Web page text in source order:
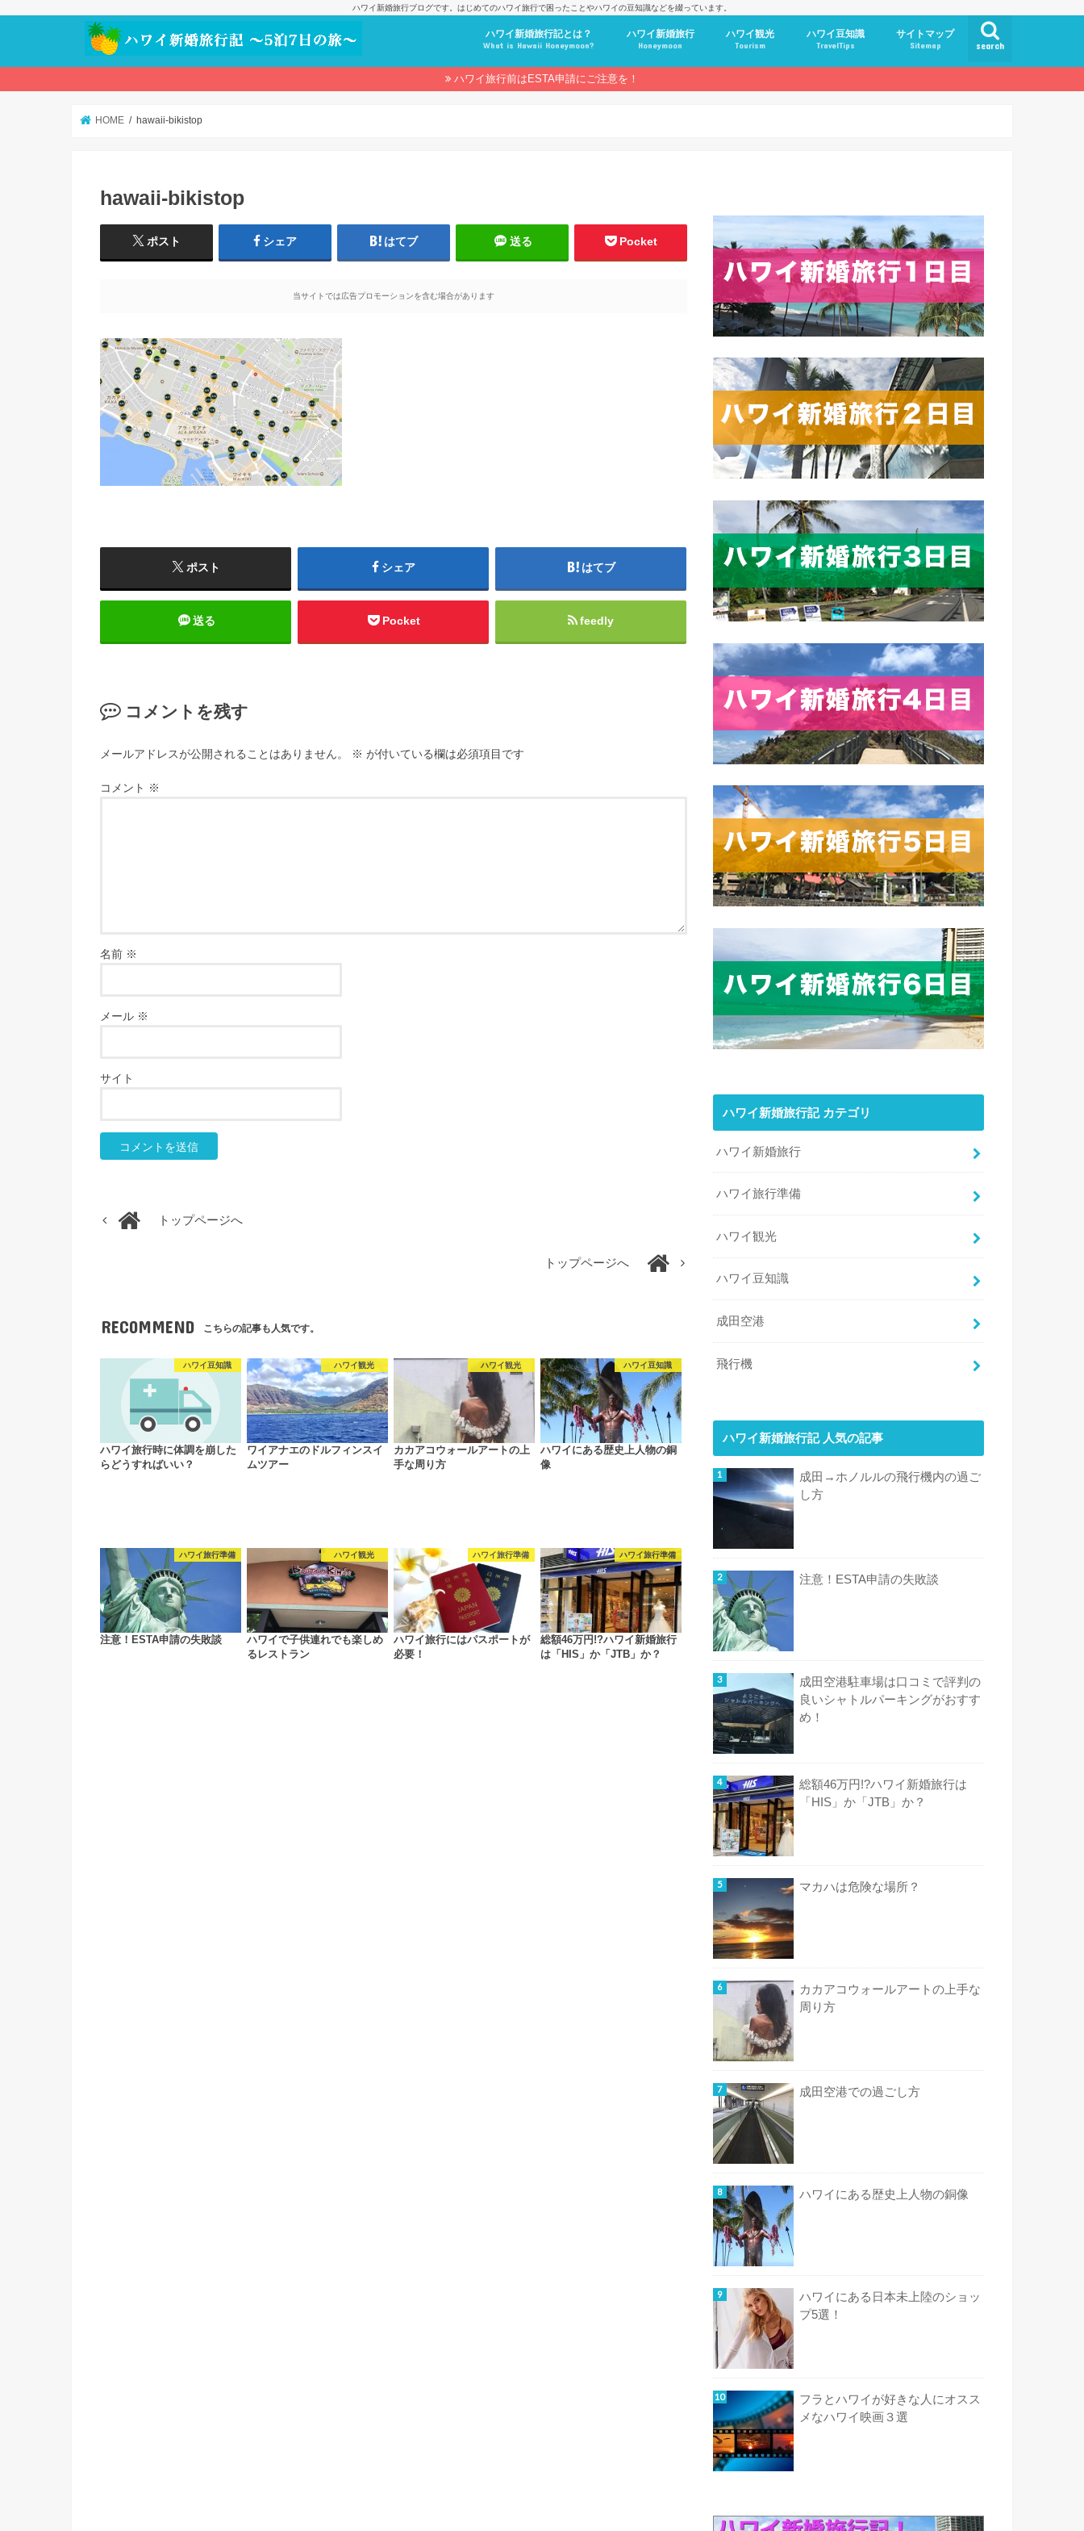
ハワイ新婚旅行ブログです。はじめてのハワイ旅行で困ったことやハワイの豆知識などを綴っています。
search
ハワイ新婚旅行記とは？
What is Hawaii Honeymoon?
ハワイ新婚旅行
Honeymoon
ハワイ観光
Tourism
ハワイ豆知識
TravelTips
サイトマップ
Sitemap
ハワイ旅行前はESTA申請にご注意を！
HOME hawaii-bikistop
hawaii-bikistop
ポスト シェア はてブ 送る Pocket
当サイトでは広告プロモーションを含む場合があります
ポスト シェア はてブ
送る Pocket feedly
コメントを残す
メールアドレスが公開されることはありません。 ※ が付いている欄は必須項目です
コメント ※
名前 ※
メール ※
サイト
トップページへ
トップページへ
RECOMMEND こちらの記事も人気です。
ハワイ豆知識
ハワイ旅行時に体調を崩した
らどうすればいい？
ハワイ観光
ワイアナエのドルフィンスイ
ムツアー
ハワイ観光
カカアコウォールアートの上
手な周り方
ハワイ豆知識
ハワイにある歴史上人物の銅
像
ハワイ旅行準備
注意！ESTA申請の失敗談
ハワイ観光
ハワイで子供連れでも楽しめ
るレストラン
ハワイ旅行準備
ハワイ旅行にはパスポートが
必要！
ハワイ旅行準備
総額46万円!?ハワイ新婚旅行
は「HIS」か「JTB」か？
ハワイ新婚旅行記 カテゴリ
ハワイ新婚旅行
ハワイ旅行準備
ハワイ観光
ハワイ豆知識
成田空港
飛行機
ハワイ新婚旅行記 人気の記事
成田→ホノルルの飛行機内の過ご
し方
注意！ESTA申請の失敗談
成田空港駐車場は口コミで評判の
良いシャトルパーキングがおすす
め！
総額46万円!?ハワイ新婚旅行は
「HIS」か「JTB」か？
マカハは危険な場所？
カカアコウォールアートの上手な
周り方
成田空港での過ごし方
ハワイにある歴史上人物の銅像
ハワイにある日本未上陸のショッ
プ5選！
フラとハワイが好きな人にオスス
メなハワイ映画３選